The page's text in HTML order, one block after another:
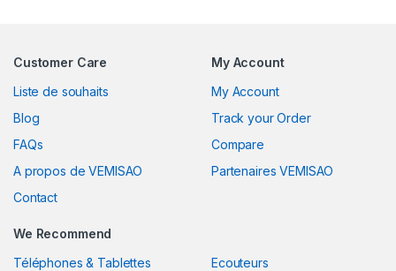
Customer Care
Liste de souhaits
Blog
FAQs
A propos de VEMISAO
Contact
My Account
My Account
Track your Order
Compare
Partenaires VEMISAO
We Recommend
Téléphones & Tablettes
Ecouteurs